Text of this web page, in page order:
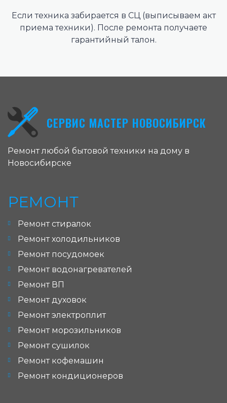
Если техника забирается в СЦ (выписываем акт
приема техники). После ремонта получаете
гарантийный талон.
СЕРВИС МАСТЕР НОВОСИБИРСК
Ремонт любой бытовой техники на дому в
Новосибирске
РЕМОНТ
Ремонт стиралок
Ремонт холодильников
Ремонт посудомоек
Ремонт водонагревателей
Ремонт ВП
Ремонт духовок
Ремонт электроплит
Ремонт морозильников
Ремонт сушилок
Ремонт кофемашин
Ремонт кондиционеров